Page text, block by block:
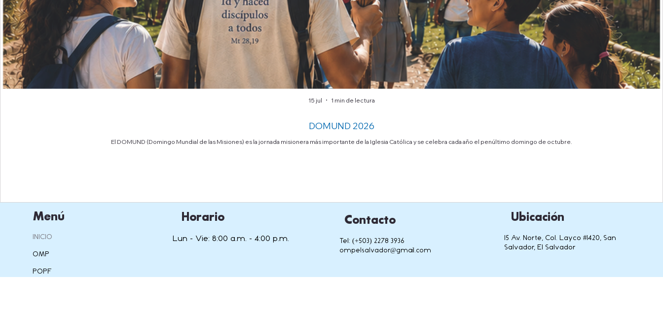
DOMUND 2026
El DOMUND (Domingo Mundial de las Misiones) es la jornada misionera más importante de la Iglesia Católica y se celebra cada año el penúltimo domingo de octubre.
15 jul 1 min de lectura
Menú
INICIO
OMP
POPF
Horario
Lun - Vie: 8:00 a.m. - 4:00 p.m.
Ubicación
15 Av. Norte, Col. Layco #1420, San
Salvador, El Salvador
Contacto
Tel: (+503) 2278 3936
ompelsalvador@gmail.com